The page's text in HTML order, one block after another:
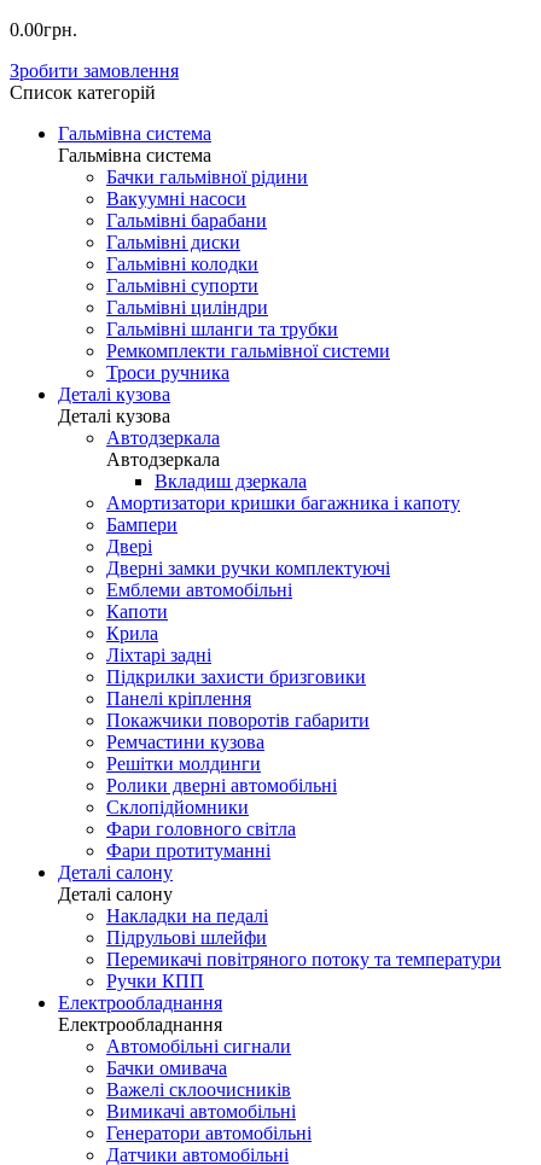
0.00грн.
Зробити замовлення
Список категорій
Гальмівна система
Гальмівна система
Бачки гальмівної рідини
Вакуумні насоси
Гальмівні барабани
Гальмівні диски
Гальмівні колодки
Гальмівні супорти
Гальмівні циліндри
Гальмівні шланги та трубки
Ремкомплекти гальмівної системи
Троси ручника
Деталі кузова
Деталі кузова
Автодзеркала
Автодзеркала
Вкладиш дзеркала
Амортизатори кришки багажника і капоту
Бампери
Двері
Дверні замки ручки комплектуючі
Емблеми автомобільні
Капоти
Крила
Ліхтарі задні
Підкрилки захисти бризговики
Панелі кріплення
Покажчики поворотів габарити
Ремчастини кузова
Решітки молдинги
Ролики дверні автомобільні
Склопідйомники
Фари головного світла
Фари протитуманні
Деталі салону
Деталі салону
Накладки на педалі
Підрульові шлейфи
Перемикачі повітряного потоку та температури
Ручки КПП
Електрообладнання
Електрообладнання
Автомобільні сигнали
Бачки омивача
Важелі склоочисників
Вимикачі автомобільні
Генератори автомобільні
Датчики автомобільні